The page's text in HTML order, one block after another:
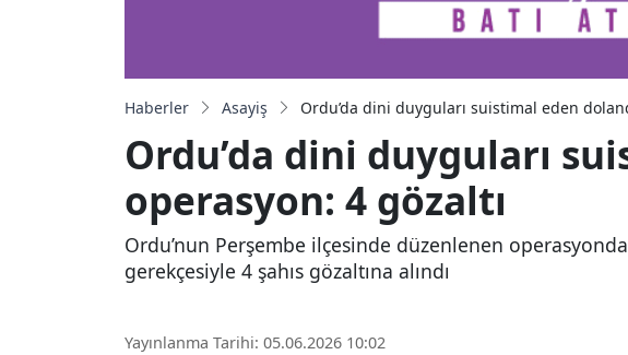
Haberler Asayiş Ordu’da dini duyguları suistimal eden
Ordu’da dini duyguları
operasyon: 4 gözaltı
Ordu’nun Perşembe ilçesinde düzenlenen
gerekçesiyle 4 şahıs gözaltına alındı
Yayınlanma Tarihi: 05.06.2026 10:02